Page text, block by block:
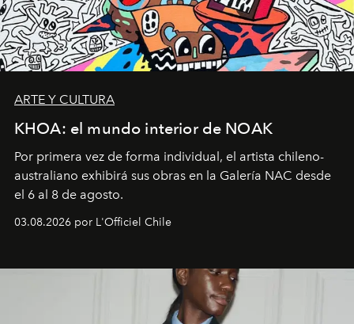
ARTE Y CULTURA
KHOA: el mundo interior de NOAK
Por primera vez de forma individual, el artista chileno-
australiano exhibirá sus obras en la Galería NAC desde
el 6 al 8 de agosto.
03.08.2026 por L'Officiel Chile